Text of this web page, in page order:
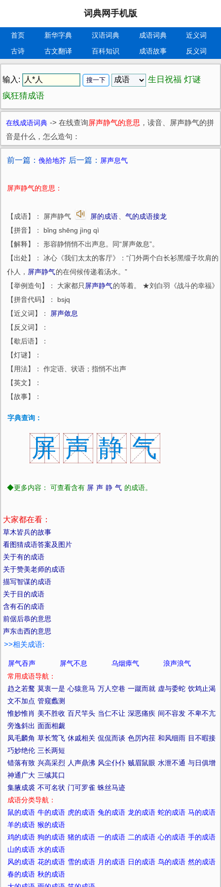
词典网手机版
首页 新华字典 汉语词典 成语词典
近义词
古诗
古文翻译 百科知识 成语故事 反义词
输入: 生日祝福 灯谜
疯狂猜成语
在线成语词典 -> 在线查询屏声静气的意思 ，读音、屏声静气的拼
音是什么，怎么造句：
前一篇： 俛拾地芥 后一篇： 屏声息气
屏声静气的意思：
【成语】： 屏声静气 屏的成语
气的成语接龙
【拼音】： bǐng shēng jìng qì
【解释】： 形容静悄悄不出声息。同“屏声敛息”。
【出处】： 冰心《我们太太的客厅》：“门外两个白长衫黑缎子坎肩的
仆人， 屏声静气的在伺候传递着汤水。”
【举例造句】： 大家都只 屏声静气的等着。 ★刘白羽《战斗的幸福》
【拼音代码】： bsjq
【近义词】：
屏声敛息
【反义词】：
【歇后语】：
【灯谜】：
【用法】： 作定语、状语；指悄不出声
【英文】：
【故事】：
字典查询：
屏 声 静 气
◆更多内容： 可查看含有 屏 声 静 气 的成语。
大家都在看：
草木皆兵的故事
看图猜成语答案及图片
关于有的成语
关于赞美老师的成语
描写智谋的成语
关于目的成语
含有石的成语
前倨后恭的意思
声东击西的意思
>>相关成语:
屏气吞声 屏气不息 乌烟瘴气
浪声浪气
常用成语导航：
趋之若鹜 莫衷一是 心猿意马 万人空巷 一蹴而就 虚与委蛇 饮鸩止渴
文不加点 管窥蠡测
惟妙惟肖 美不胜收 百尺竿头 当仁不让 深恶痛疾 间不容发 不卑不亢
旁逸斜出 面面相觑
凤毛麟角 草长莺飞 休戚相关 侃侃而谈 色厉内荏 和风细雨 目不暇接
巧妙绝伦 三长两短
错落有致 兴高采烈 人声鼎沸 风尘仆仆 贼眉鼠眼 水泄不通 与日俱增
神通广大 三缄其口
集腋成裘 不可名状 门可罗雀 蛛丝马迹
成语分类导航：
鼠的成语 牛的成语 虎的成语 兔的成语 龙的成语 蛇的成语 马的成语
羊的成语 猴的成语
鸡的成语 狗的成语 猪的成语 一的成语 二的成语 心的成语 手的成语
山的成语 水的成语
风的成语 花的成语 雪的成语 月的成语 日的成语 鸟的成语 然的成语
春的成语 秋的成语